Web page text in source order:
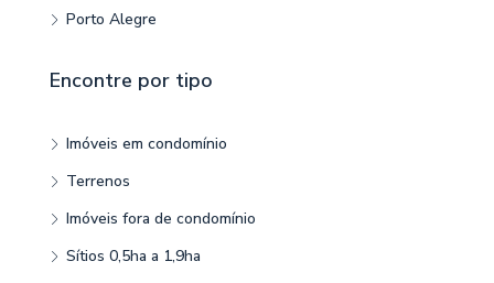
Porto Alegre
Encontre por tipo
Imóveis em condomínio
Terrenos
Imóveis fora de condomínio
Sítios 0,5ha a 1,9ha